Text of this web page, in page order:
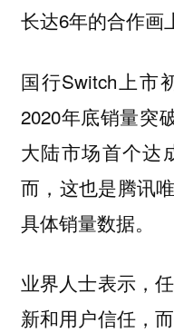
长达6年的合作画
国行Switch上市
2020年底销量突
大陆市场首个达
而，这也是腾讯
具体销量数据。
业界人士表示，
新和用户信任，